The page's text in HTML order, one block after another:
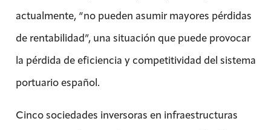
actualmente, “no pueden asumir mayores pérdidas
de rentabilidad”, una situación que puede provocar
la pérdida de eficiencia y competitividad del sistema
portuario español.
Cinco sociedades inversoras en infraestructuras